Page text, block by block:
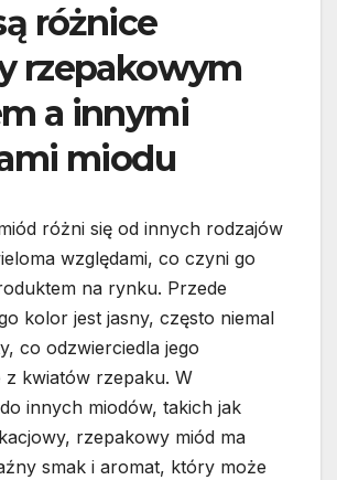
różnice
rzepakowym
a innymi
miodu
różni się od innych rodzajów
względami, co czyni go
na rynku. Przede
kolor jest jasny, często niemal
co odzwierciedla jego
z kwiatów rzepaku. W
innych miodów, takich jak
rzepakowy miód ma
smak i aromat, który może